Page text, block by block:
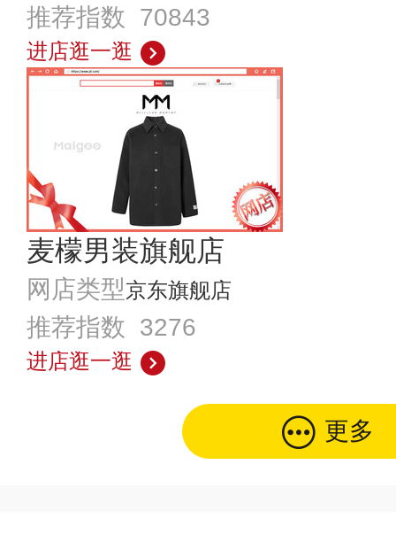
推荐指数 70843
进店逛一逛
麦檬男装旗舰店
网店类型京东旗舰店
推荐指数 3276
进店逛一逛
更多